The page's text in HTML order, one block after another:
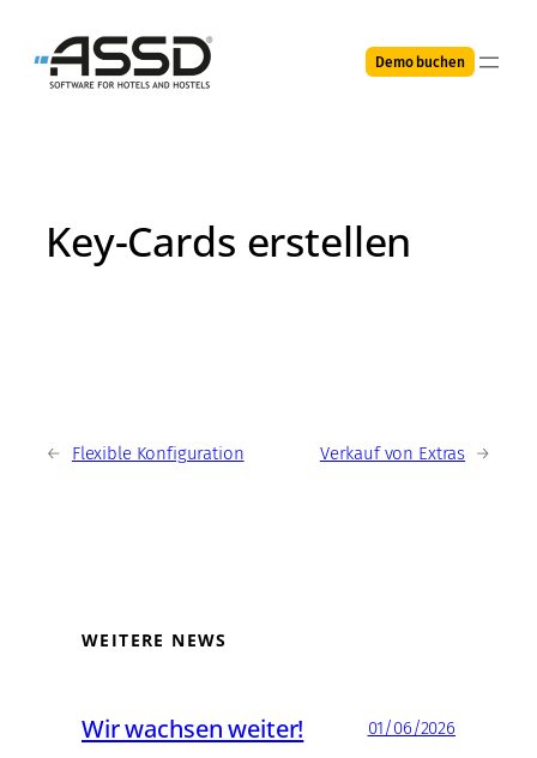
Inhalt
Demo buchen
Key-Cards erstellen
← Flexible Konfiguration Verkauf von Extras →
WEITERE NEWS
Wir wachsen weiter! 01/06/2026